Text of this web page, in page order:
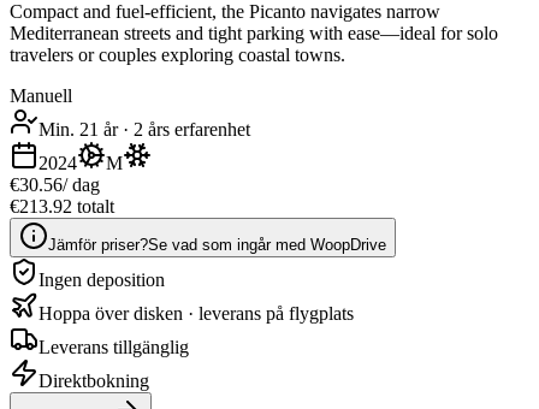
Compact and fuel-efficient, the Picanto navigates narrow
Mediterranean streets and tight parking with ease—ideal for solo
travelers or couples exploring coastal towns.
Manuell
Min. 21 år· 2 års erfarenhet
2024
M
€30.56/ dag
€213.92 totalt
Jämför priser?Se vad som ingår med WoopDrive
Ingen deposition
Hoppa över disken · leverans på flygplats
Leverans tillgänglig
Direktbokning